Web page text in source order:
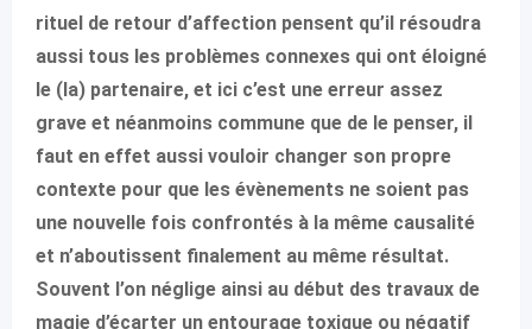
rituel de retour d’affection pensent qu’il résoudra
aussi tous les problèmes connexes qui ont éloigné
le (la) partenaire, et ici c’est une erreur assez
grave et néanmoins commune que de le penser, il
faut en effet aussi vouloir changer son propre
contexte pour que les évènements ne soient pas
une nouvelle fois confrontés à la même causalité
et n’aboutissent finalement au même résultat.
Souvent l’on néglige ainsi au début des travaux de
magie d’écarter un entourage toxique ou négatif